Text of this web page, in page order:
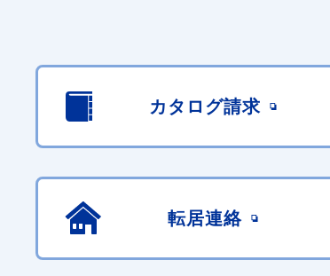
カタログ請求
転居連絡